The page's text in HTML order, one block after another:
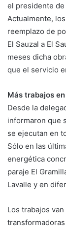
el presidente
Actualmente,
reemplazo de
El Sauzal a El
meses dicha
que el servicio
Más trabajos
Desde la
informaron que
se ejecutan en
Sólo en las
energética
paraje El
Lavalle y en
Los trabajos